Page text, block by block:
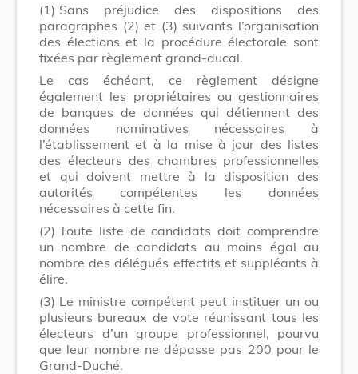
(1) Sans préjudice des dispositions des
paragraphes (2) et (3) suivants l’organisation
des élections et la procédure électorale sont
fixées par règlement grand-ducal.
Le cas échéant, ce règlement désigne
également les propriétaires ou gestionnaires
de banques de données qui détiennent des
données nominatives nécessaires à
l’établissement et à la mise à jour des listes
des électeurs des chambres professionnelles
et qui doivent mettre à la disposition des
autorités compétentes les données
nécessaires à cette fin.
(2) Toute liste de candidats doit comprendre
un nombre de candidats au moins égal au
nombre des délégués effectifs et suppléants à
élire.
(3) Le ministre compétent peut instituer un ou
plusieurs bureaux de vote réunissant tous les
électeurs d’un groupe professionnel, pourvu
que leur nombre ne dépasse pas 200 pour le
Grand-Duché.